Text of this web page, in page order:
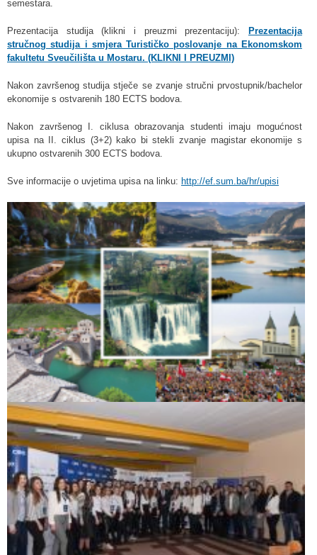
semestara.
Prezentacija studija (klikni i preuzmi prezentaciju):
Prezentacija
stručnog studija i smjera Turističko poslovanje na Ekonomskom
fakultetu Sveučilišta u Mostaru. (KLIKNI I PREUZMI)
Nakon završenog studija stječe se zvanje stručni prvostupnik/bachelor
ekonomije s ostvarenih 180 ECTS bodova.
Nakon završenog I. ciklusa obrazovanja studenti imaju mogućnost
upisa na II. ciklus (3+2) kako bi stekli zvanje magistar ekonomije s
ukupno ostvarenih 300 ECTS bodova.
Sve informacije o uvjetima upisa na linku: http://ef.sum.ba/hr/upisi